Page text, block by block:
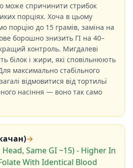
може спричинити стрибок
порціях. Хоча в цьому
порцію до 15 грамів, заміна на
борошно знизить ГІ на 40–
контроль. Мигдалеві
білок і жири, які сповільнюють
максимально стабільного
відмовитися від тортильї
насіння — воно так само
→
Same GI ~15) - Higher In
With Identical Blood